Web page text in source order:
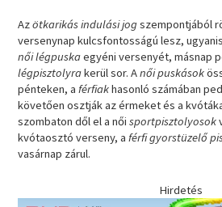
Azötkarikás indulási jogszempontjából
versenynap kulcsfontosságú lesz,
női légpuskaegyéni versenyét, másnap
légpisztolyrakerül sor. Anői puskások
pénteken, aférfiakhasonló számában
követően osztják az érmeket és a
szombaton dől el a nőisportpisztolyosok
kvótaosztó verseny, aférfi gyorstüzelő
vasárnap zárul.
Hirdetés